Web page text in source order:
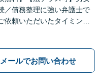
／債務整理に強い弁護士で
依頼いただいたタイミング
ます【夜間・休日相談可】
相談】【赤坂駅6分】
メールでお問い合わせ